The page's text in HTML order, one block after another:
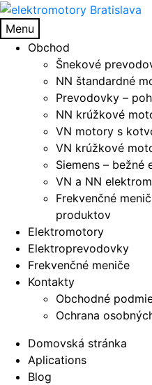
Preskočiť
na
navigáciu
Preskočiť
na
obsah
Menu
Obchod
Šnekové
NN štandardné
Prevodovky –
NN krúžkové
VN motory s
VN krúžkové
Siemens –
VN a NN
Frekvenčné
produktov
Elektromotory
Elektroprevodovky
Frekvenčné meniče
Kontakty
Obchodné
Ochrana
Domovská stránka
Aplications
Blog